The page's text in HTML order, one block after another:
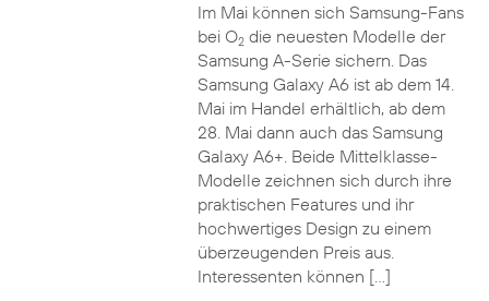
Im Mai können sich Samsung-Fans
bei O2die neuesten Modelle der
Samsung A-Serie sichern. Das
Samsung Galaxy A6 ist ab dem 14.
Mai im Handel erhältlich, ab dem
28. Mai dann auch das Samsung
Galaxy A6+. Beide Mittelklasse-
Modelle zeichnen sich durch ihre
praktischen Features und ihr
hochwertiges Design zu einem
überzeugenden Preis aus.
Interessenten können […]